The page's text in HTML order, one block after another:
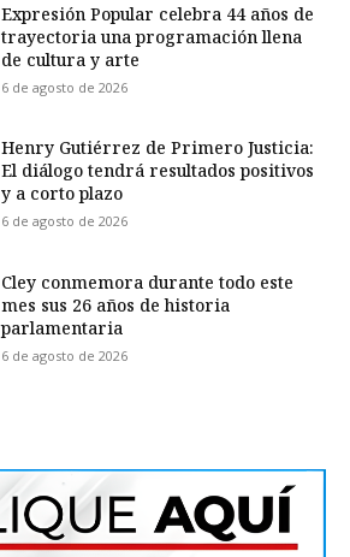
Expresión Popular celebra 44 años de
trayectoria una programación llena
de cultura y arte
6 de agosto de 2026
Henry Gutiérrez de Primero Justicia:
El diálogo tendrá resultados positivos
y a corto plazo
6 de agosto de 2026
Cley conmemora durante todo este
mes sus 26 años de historia
parlamentaria
6 de agosto de 2026